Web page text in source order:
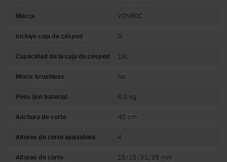
Marca VONROC
Incluye caja de césped Sí
Capacidad de la caja de césped 18L
Motor brushless No
Peso (sin batería) 6,0 kg
Anchura de corte 40 cm
Alturas de corte ajustables 4
Alturas de corte 15/25/31/35 mm